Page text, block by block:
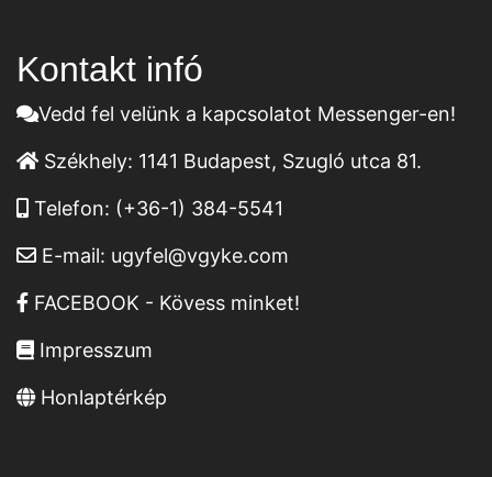
Kontakt infó
Vedd fel velünk a kapcsolatot Messenger-en!
Székhely: 1141 Budapest, Szugló utca 81.
Telefon: (+36-1) 384-5541
E-mail: ugyfel@vgyke.com
FACEBOOK - Kövess minket!
Impresszum
Honlaptérkép